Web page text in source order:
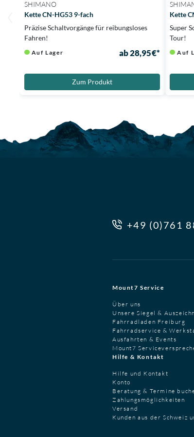
SHIMANO
Kette CN-HG53 9-fach
Präzise Schaltvorgänge für reibungsloses
Fahren!
Auf Lager ab 28,95 €*
Zum Produkt
Kette
Super
Tour!
Auf
+49 (0)761
Mount7 Service
Über uns
Unsere Siegel &
Fahrradladen Freiburg
Fahrradservice &
Ausfahrten & Events
Mount7
Hilfe & Kontakt
Hilfe und Kontakt
Konto
Beratung & Termine
Zahlungsmöglichkeiten
Versand
Kunden aus der Schweiz